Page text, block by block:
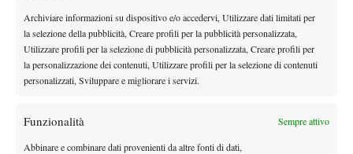
Archiviare informazioni su dispositivo e/o accedervi, Utilizzare dati limitati per
la selezione della pubblicità, Creare profili per la pubblicità personalizzata,
Utilizzare profili per la selezione di pubblicità personalizzata, Creare profili per
la personalizzazione dei contenuti, Utilizzare profili per la selezione di contenuti
personalizzati, Sviluppare e migliorare i servizi.
Funzionalità Sempre attivo
Abbinare e combinare dati provenienti da altre fonti di dati,
Atp News
Masters 1000 Montreal 2026: Darderi
rimonta Shang e vola agli ottavi
Masters 1000 Montreal 2026: medical time
out per Shang contro Darderi